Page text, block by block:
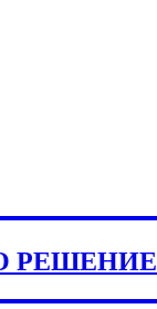
РЕШЕНИЕ